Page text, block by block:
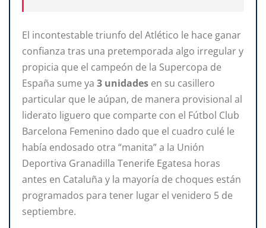
El incontestable triunfo del Atlético le hace ganar
confianza tras una pretemporada algo irregular y
propicia que el campeón de la Supercopa de
España sume ya 3 unidades en su casillero
particular que le aúpan, de manera provisional al
liderato liguero que comparte con el Fútbol Club
Barcelona Femenino dado que el cuadro culé le
había endosado otra “manita” a la Unión
Deportiva Granadilla Tenerife Egatesa horas
antes en Cataluña y la mayoría de choques están
programados para tener lugar el venidero 5 de
septiembre.